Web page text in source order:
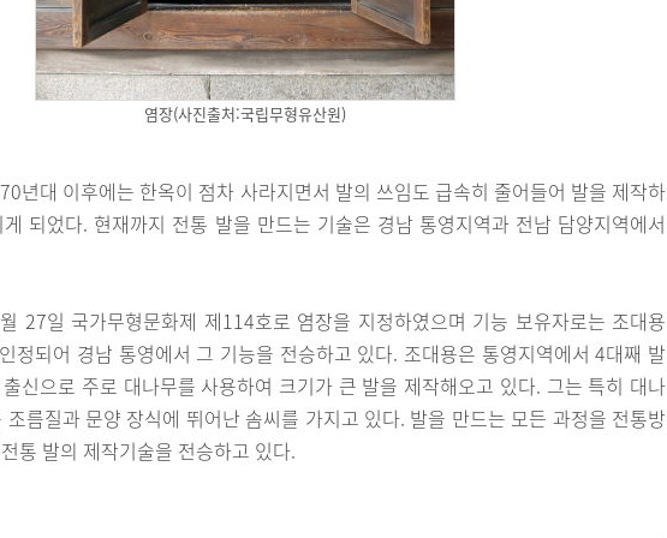
염장(사진출처:국립무형유산원)
년대 이후에는 한옥이 점차 사라지면서 발의 쓰임도 급속히 줄어들어 발을 제작하
되었다. 현재까지 전통 발을 만드는 기술은 경남 통영지역과 전남 담양지역에서
27일 국가무형문화제 제114호로 염장을 지정하였으며 기능 보유자로는 조대용
정되어 경남 통영에서 그 기능을 전승하고 있다. 조대용은 통영지역에서 4대째 발
신으로 주로 대나무를 사용하여 크기가 큰 발을 제작해오고 있다. 그는 특히 대나
름질과 문양 장식에 뛰어난 솜씨를 가지고 있다. 발을 만드는 모든 과정을 전통방
통 발의 제작기술을 전승하고 있다.